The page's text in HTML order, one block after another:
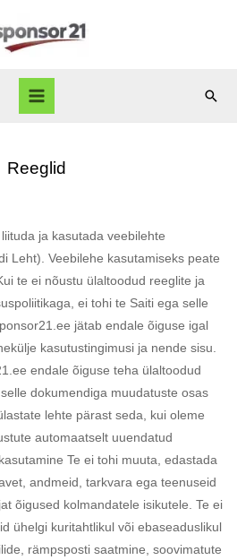
Reeglid
ja kasutada veebilehte
Leht). Veebilehe kasutamiseks peate
te ei nõustu ülaltoodud reeglite ja
ei tohi te Saiti ega selle
jätab endale õiguse igal
kasutustingimusi ja nende sisu.
endale õiguse teha ülaltoodud
dokumendiga muudatuste osas
lehte pärast seda, kui oleme
automaatselt uuendatud
Te ei tohi muuta, edastada
andmeid, tarkvara ega teenuseid
õigused kolmandatele isikutele. Te ei
ühelgi kuritahtlikul või ebaseaduslikul
rämpsposti saatmine, soovimatute